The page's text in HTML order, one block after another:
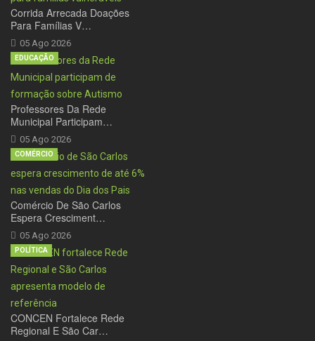
Corrida Arrecada Doações
Para Famílias V…
05 Ago 2026
Professores Da Rede
Municipal Participam…
05 Ago 2026
EDUCAÇÃO
Comércio De São Carlos
Espera Cresciment…
05 Ago 2026
COMÉRCIO
CONCEN Fortalece Rede
Regional E São Car…
POLÍTICA